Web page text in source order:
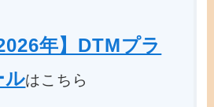
年】DTMプラ
ルはこちら